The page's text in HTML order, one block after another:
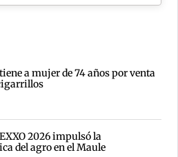
a mujer de 74 años por venta
2026 impulsó la
del agro en el Maule